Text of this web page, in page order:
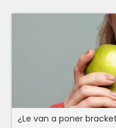
¿Le van a poner